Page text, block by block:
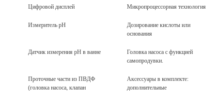
Цифровой дисплей Микропроцессорная технология
Измеритель pH
Дозирование кислоты или
основания
Датчик измерения рН в ванне
Головка насоса с функцией
самопродувки.
Проточные части из ПВДФ
(головка насоса, клапан
Аксессуары в комплекте:
дополнительные
Андрей Марченко
продаж
Наши менеджеры-
*Стоковое изображение: не сотрудники